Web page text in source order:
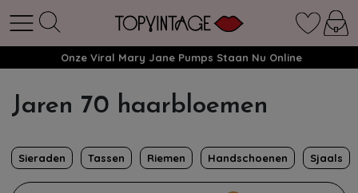
Onze Viral Mary Jane Pumps Staan Nu Online
Jaren 70 haarbloemen
Sieraden Tassen Riemen Handschoenen Sjaals